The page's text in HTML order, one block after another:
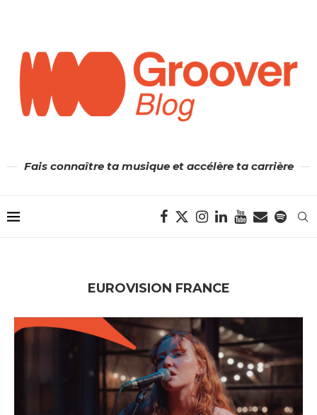
Fais connaître ta musique et accélère ta carrière
EUROVISION FRANCE